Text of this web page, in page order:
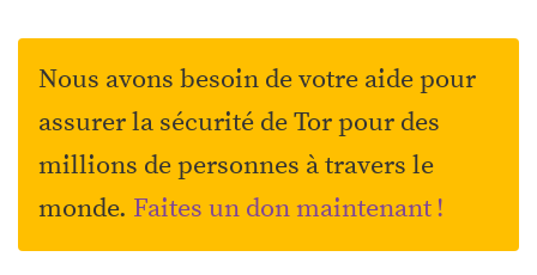
Nous avons besoin de votre aide pour
assurer la sécurité de Tor pour des
millions de personnes à travers le
monde. Faites un don maintenant !